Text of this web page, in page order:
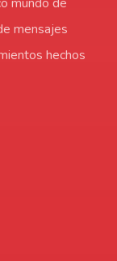
mensajes
hechos